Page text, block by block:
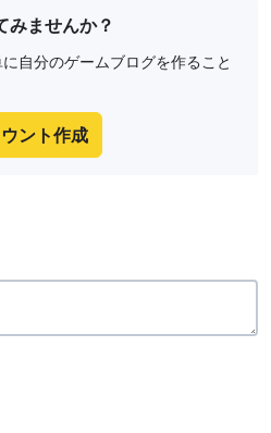
みませんか？
自分のゲームブログを作ること
ント作成